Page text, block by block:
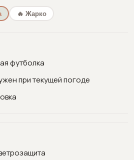
🔥 Жарко
футболка
при текущей погоде